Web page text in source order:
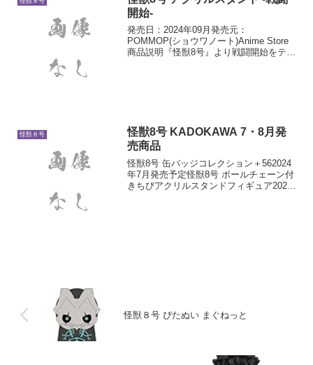
開始-
発売日：2024年09月発売元：
POMMOP(ショウワノート)Anime Store
商品説明『怪獣8号』より戦闘開始をテー
怪獣８号
怪獣8号 KADOKAWA 7・8月発
売商品
怪獣8号 缶バッジコレクション＋562024
年7月発売予定怪獣8号 ボールチェーン付
きちびアクリルスタンドフィギュア2024
怪獣８号 ぴたぬい まぐねっと